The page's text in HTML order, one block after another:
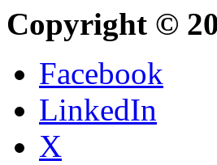
Copyright ©
Facebook
LinkedIn
X